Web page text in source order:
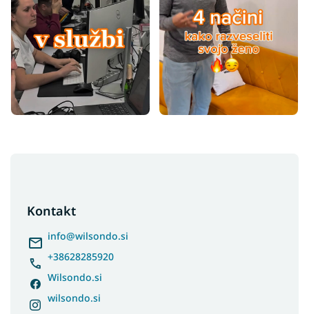
Kontakt
info@wilsondo.si
+38628285920
Wilsondo.si
wilsondo.si